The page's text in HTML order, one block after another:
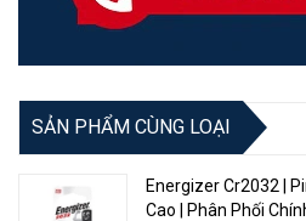
SẢN PHẨM CÙNG LOẠI
Energizer Cr2032 |
Cao | Phân Phối